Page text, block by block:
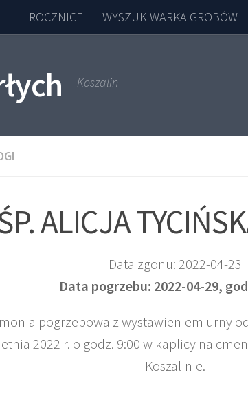
ROCZNICE WYSZUKIWARKA GROBÓW
Koszalin
ALICJA
Data zgonu: 2022-04-23
Data pogrzebu: 2022-04-29,
pogrzebowa z wystawieniem urny
2022 r. o godz. 9:00 w kaplicy na
Koszalinie.